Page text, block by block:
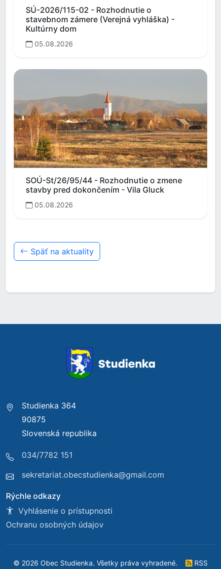
SÚ-2026/115-02 - Rozhodnutie o
stavebnom zámere (Verejná vyhláška) -
Kultúrny dom
05.08.2026
SOÚ-St/26/95/44 - Rozhodnutie o zmene
stavby pred dokončením - Vila Gluck
05.08.2026
Späť na aktuality
Studienka 364
90875
Slovenská republika
034/7782 151
sekretariat.obecstudienka@gmail.com
Rýchle odkazy
Vyhlásenie o prístupnosti
Ochranu osobných údajov
© 2026 Obec Studienka. Všetky práva vyhradené. RSS